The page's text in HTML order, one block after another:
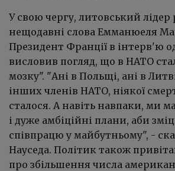
У свою чергу, литовський
нещодавні слова Емманюеля
Президент Франції в інтерв'ю
висловив погляд, що в НАТО
мозку". "Ані в Польщі, ані в
інших членів НАТО, ніякої
сталося. А навіть навпаки, ми
і дуже амбіційні плани, аби
співпрацю у майбутньому", -
Науседа. Політик також
про збільшення числа